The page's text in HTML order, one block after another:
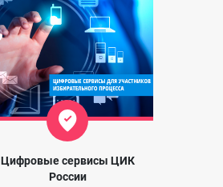
Цифровые сервисы ЦИК
России